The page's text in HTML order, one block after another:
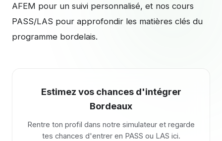
AFEM pour un suivi personnalisé, et nos cours
PASS/LAS pour approfondir les matières clés du
programme bordelais.
Estimez vos chances d'intégrer
Bordeaux
Rentre ton profil dans notre simulateur et regarde
tes chances d'entrer en PASS ou LAS ici.